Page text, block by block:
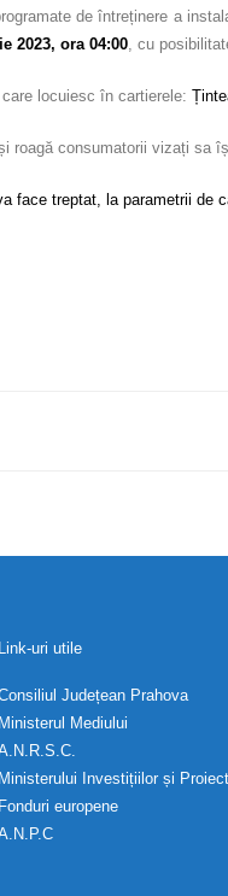
de întreținere a
2023, ora 04:00, cu
locuiesc în cartierele:
consumatorii vizați sa
face treptat, la parametrii de
Link-uri utile
Județean Prahova
Ministerul Mediului
Ministerului Investițiilor și
Fonduri europene